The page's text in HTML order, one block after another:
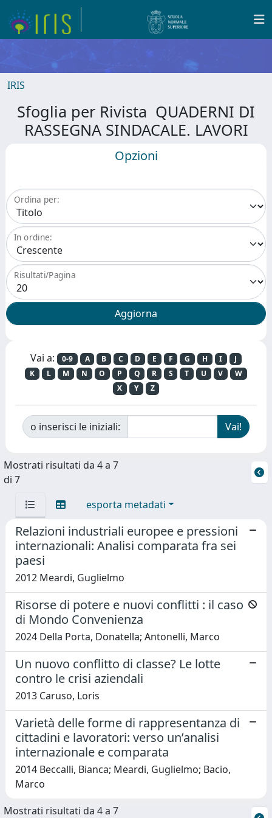
IRIS
Sfoglia per Rivista QUADERNI DI
RASSEGNA SINDACALE. LAVORI
Opzioni
Ordina per:
In ordine:
Risultati/Pagina
Vai a: 0-9 A B C D E F G H I
J
K
L M N O P Q R S T U V
W
X
Y Z
o inserisci le iniziali:
Mostrati risultati da 4 a 7
di 7
esporta metadati
Relazioni industriali europee e pressioni
internazionali: Analisi comparata fra sei
paesi
2012 Meardi, Guglielmo
Risorse di potere e nuovi conflitti : il caso
di Mondo Convenienza
2024 Della Porta, Donatella; Antonelli, Marco
Un nuovo conflitto di classe? Le lotte
contro le crisi aziendali
2013 Caruso, Loris
Varietà delle forme di rappresentanza di
cittadini e lavoratori: verso un’analisi
internazionale e comparata
2014 Beccalli, Bianca; Meardi, Guglielmo; Bacio,
Marco
Mostrati risultati da 4 a 7